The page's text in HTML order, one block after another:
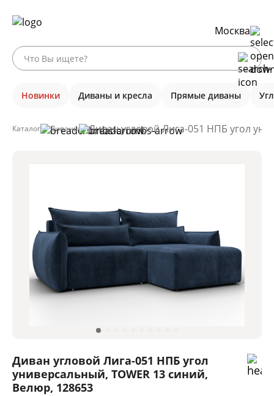
Москва
Новинки Диваны и кресла Прямые диваны
Каталог Диваны Диван угловой Лига-051 НПБ угол
Диван угловой Лига-051 НПБ угол
универсальный, TOWER 13 синий,
Велюр, 128653